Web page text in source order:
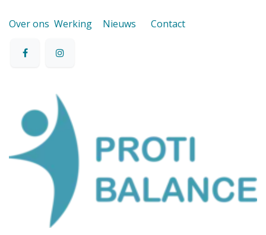
Over ons Werking Nieuws Contact